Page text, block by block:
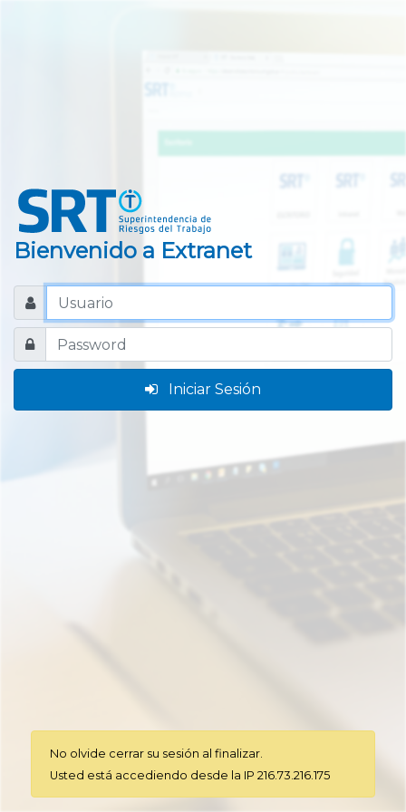
Bienvenido a Extranet
Iniciar Sesión
No olvide cerrar su sesión al finalizar.
Usted está accediendo desde la IP 216.73.216.175